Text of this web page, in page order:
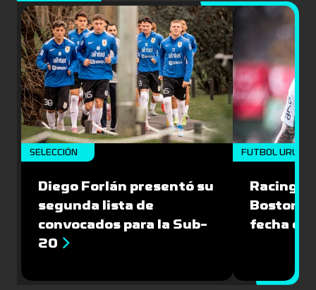
SELECCIÓN
Diego Forlán presentó su
segunda lista de
convocados para la Sub-
20
FUTBOL
Racing
Boston
fecha